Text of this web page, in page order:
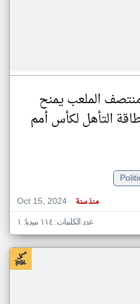
الملعب يمنح
التأهل لكأس أمم
Oct 15, 2024
منذ سنة
عدد الكلمات: ١١٤ ميديا: ١